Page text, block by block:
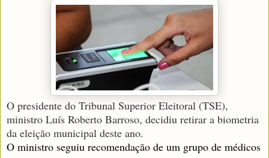
O presidente do Tribunal Superior Eleitoral (TSE),
ministro Luís Roberto Barroso, decidiu retirar a biometria
da eleição municipal deste ano.
O ministro seguiu recomendação de um grupo de médicos